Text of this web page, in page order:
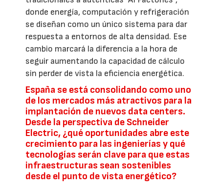
donde energía, computación y refrigeración
se diseñan como un único sistema para dar
respuesta a entornos de alta densidad. Ese
cambio marcará la diferencia a la hora de
seguir aumentando la capacidad de cálculo
sin perder de vista la eficiencia energética.
España se está consolidando como uno
de los mercados más atractivos para la
implantación de nuevos data centers.
Desde la perspectiva de Schneider
Electric, ¿qué oportunidades abre este
crecimiento para las ingenierías y qué
tecnologías serán clave para que estas
infraestructuras sean sostenibles
desde el punto de vista energético?